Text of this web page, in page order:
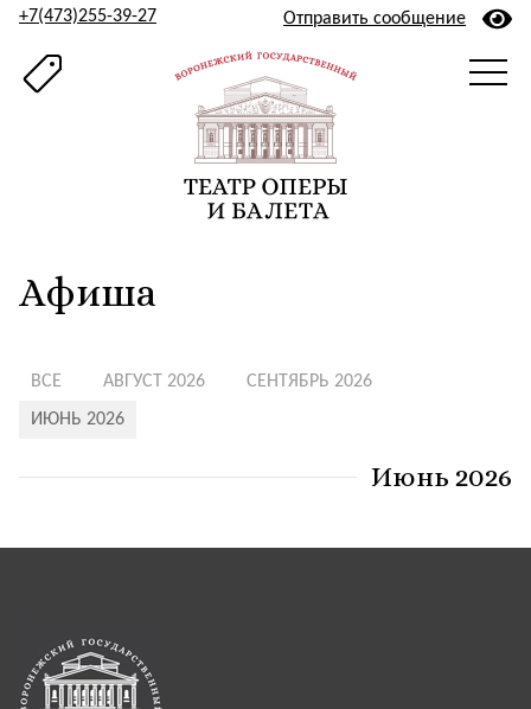
+7(473)255-39-27 Отправить сообщение
Афиша
ВСЕ АВГУСТ 2026
СЕНТЯБРЬ 2026
ИЮНЬ 2026
Июнь 2026